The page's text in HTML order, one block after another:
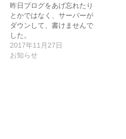
昨日ブログをあげ忘れたり
とかではなく、サーバーが
ダウンして、書けませんで
した。
2017年11月27日
お知らせ